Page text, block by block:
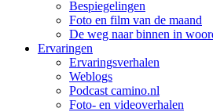
Bespiegelingen
Foto en film van de maand
De weg naar binnen in
Ervaringen
Ervaringsverhalen
Weblogs
Podcast camino.nl
Foto- en videoverhalen